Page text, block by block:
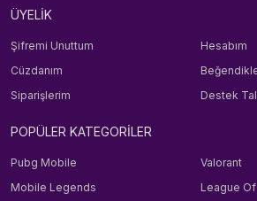
ÜYELİK
Şifremi Unuttum
Hesabım
Cüzdanım
Siparişlerim
Destek
POPÜLER KATEGORİLER
Pubg Mobile
Valorant
Mobile Legends
League